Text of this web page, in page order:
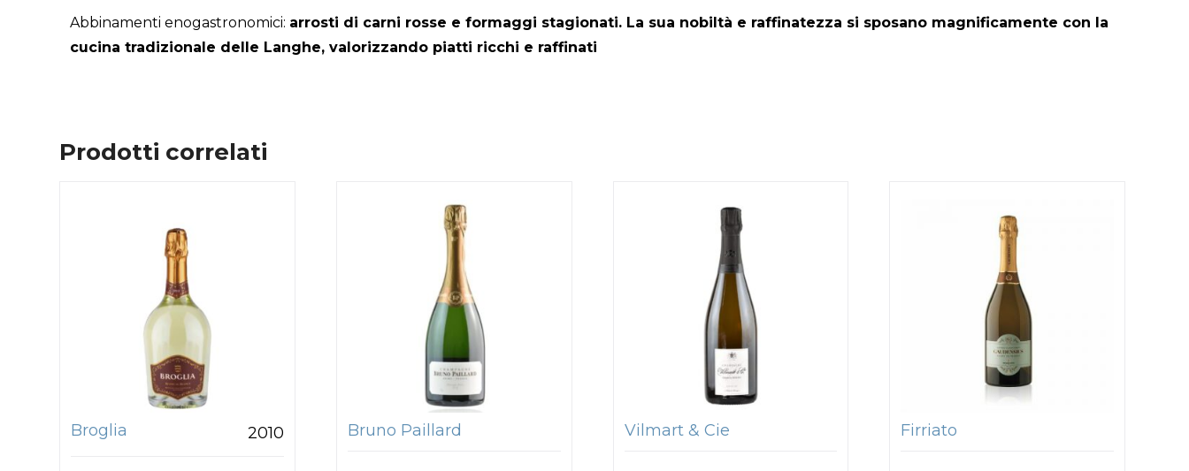
Abbinamenti enogastronomici: arrosti di carni rosse e formaggi stagionati. La sua nobiltà e raffinatezza si sposano magnificamente con la
cucina tradizionale delle Langhe, valorizzando piatti ricchi e raffinati
Prodotti correlati
Broglia 2010 Bruno Paillard Vilmart & Cie Firriato